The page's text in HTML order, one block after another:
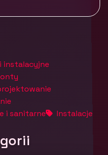
instalacyjne
i sanitarne
Instalacje